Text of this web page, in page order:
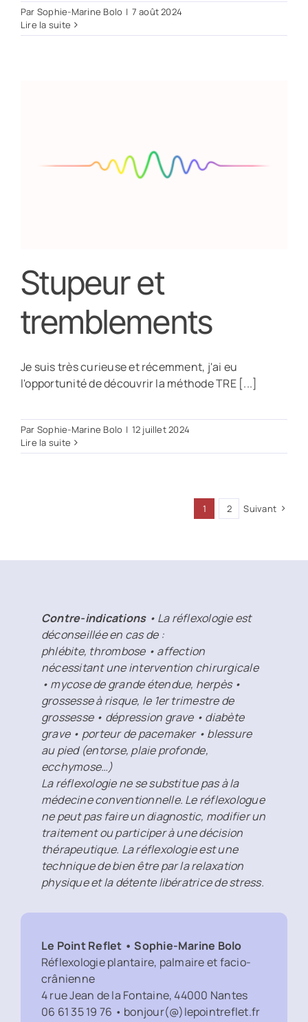
Par Sophie-Marine Bolo | 7 août 2024
Lire la suite
Stupeur et
tremblements
Je suis très curieuse et récemment, j'ai eu
l'opportunité de découvrir la méthode TRE [...]
Par Sophie-Marine Bolo | 12 juillet 2024
Lire la suite
1 2 Suivant
Contre-indications• La réflexologie est
déconseillée en cas de :
phlébite, thrombose • affection
nécessitant une intervention chirurgicale
• mycose de grande étendue, herpès •
grossesse à risque, le 1er trimestre de
grossesse • dépression grave • diabète
grave • porteur de pacemaker • blessure
au pied (entorse, plaie profonde,
ecchymose…)
La réflexologie ne se substitue pas à la
médecine conventionnelle. Le réflexologue
ne peut pas faire un diagnostic, modifier un
traitement ou participer à une décision
thérapeutique. La réflexologie est une
technique de bien être par la relaxation
physique et la détente libératrice de stress.
Le Point Reflet • Sophie-Marine Bolo
Réflexologie plantaire, palmaire et facio-
crânienne
4 rue Jean de la Fontaine, 44000 Nantes
06 61 35 19 76 • bonjour(@)lepointreflet.fr